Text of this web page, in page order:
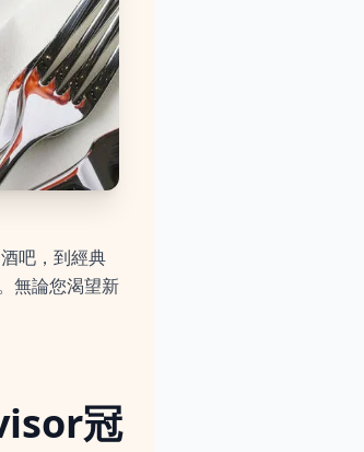
吧，到經典
無論您渴望新
冠